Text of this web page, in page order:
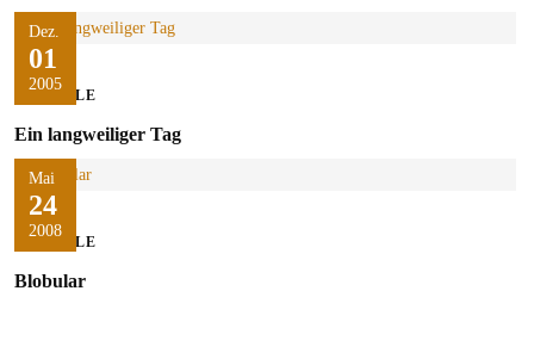
Dez.
01
2005
SPIELE
Ein langweiliger Tag
Mai
24
2008
SPIELE
Blobular